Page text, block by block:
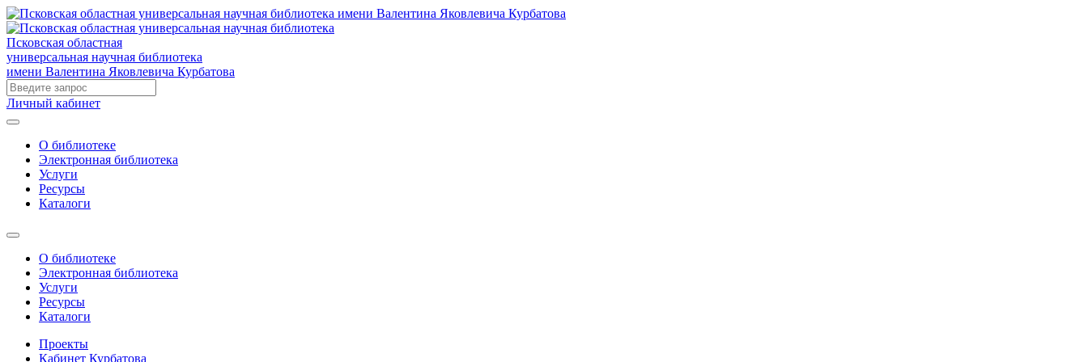
Псковская областная
универсальная научная библиотека
имени Валентина Яковлевича Курбатова
Личный кабинет
О библиотеке
Электронная библиотека
Услуги
Ресурсы
Каталоги
О библиотеке
Электронная библиотека
Услуги
Ресурсы
Каталоги
Проекты
Кабинет Курбатова